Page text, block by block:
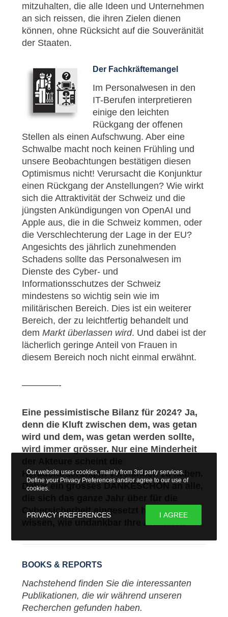
mitzuhalten, die alle Ideen und Unternehmen
an sich reissen, die ihren Zielen dienen
können, ohne Rücksicht auf die Souveränität
der Staaten.
Der Fachkräftemangel
Im Personalwesen in den
IT-Berufen interpretieren
einige den leichten
Rückgang der offenen
Stellen als einen Aufschwung. Aber eine
Schwalbe macht noch keinen Frühling und
unsere Beobachtungen bestätigen diesen
Optimismus nicht! Verursacht die Konjunktur
einen Rückgang der Anstellungen? Wie wirkt
sich die Attraktivität der Schweiz und die
jüngsten Ankündigungen von OpenAI und
Apple aus, die in die Schweiz kommen, oder
die Verschlechterung der Lage in der EU?
Angesichts des jährlich zunehmenden
Schadens sollte das Personalwesen im
Dienste des Cyber- und
Informationsschutzes der Schweiz
mindestens so wichtig sein wie im
militärischen Bereich. Dies ist ein weiterer
Bereich, der zu leichtfertig behandelt und
dem Markt überlassen wird. Und dabei ist der
lächerlich geringe Anteil von Frauen in
diesem Bereich noch nicht einmal erwähnt.
————-
Eine pessimistische Bilanz für 2024? Ja,
denn die Kluft zwischen dem, was getan
wird und dem, was getan werden sollte,
wird immer grösser. Nur eine Minderheit
Herausforderungen verstanden zu haben.
Daher ein grosses DANKESCHÖN an alle,
Cybersicherheit eingesetzt haben. Wir
wissen, wie undankbar Ihre Arbeit ist.
BOOKS & REPORTS
Nachstehend finden Sie die interessanten
Publikationen, die wir während unseren
Recherchen gefunden haben.
Our website uses cookies, mainly from 3rd party services.
Define your Privacy Preferences and/or agree to our use of
cookies.
PRIVACY PREFERENCES I AGREE